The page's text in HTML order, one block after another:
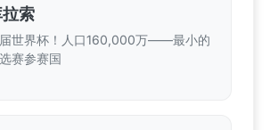
索
世界杯！人口160,000万——最小的
赛参赛国